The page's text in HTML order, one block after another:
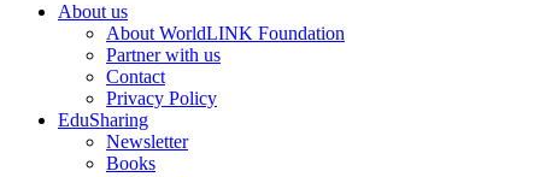
About us
About WorldLINK Foundation
Partner with us
Contact
Privacy Policy
EduSharing
Newsletter
Books